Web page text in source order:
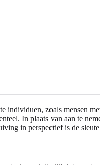
individuen, zoals mensen
In plaats van aan te
in perspectief is de